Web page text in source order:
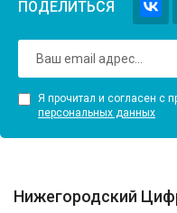
ПОДЕЛИТЬСЯ
Я прочитал и согласен с
персональных данных
Нижегородский